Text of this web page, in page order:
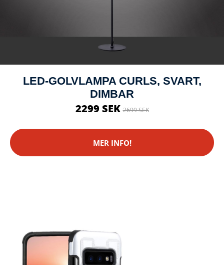
LED-GOLVLAMPA CURLS, SVART,
DIMBAR
2299 SEK2699 SEK
MER INFO!